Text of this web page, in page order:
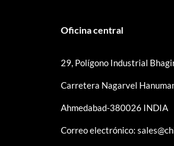
Oficina central
29, Polígono Industrial
Carretera Nagarvel
Ahmedabad-380026 INDIA
Correo electrónico: